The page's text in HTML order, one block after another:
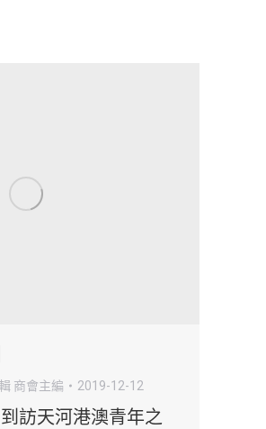
商會主編 2019-12-12
訪天河港澳青年之